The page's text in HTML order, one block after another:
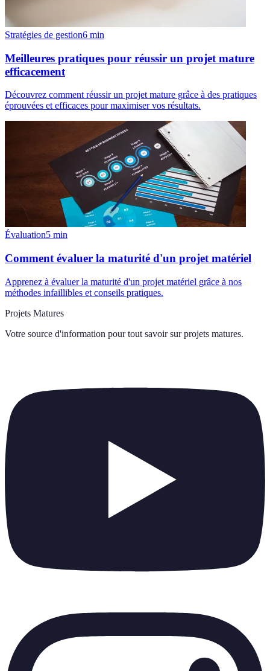
Stratégies de gestion6 min
Meilleures pratiques pour réussir un projet mature
efficacement
Découvrez comment réussir un projet mature grâce à des pratiques
éprouvées et efficaces pour maximiser vos résultats.
Évaluation5 min
Comment évaluer la maturité d'un projet matériel
Apprenez à évaluer la maturité d'un projet matériel grâce à nos
méthodes infaillibles et conseils pratiques.
Projets Matures
Votre source d'information pour tout savoir sur projets matures.